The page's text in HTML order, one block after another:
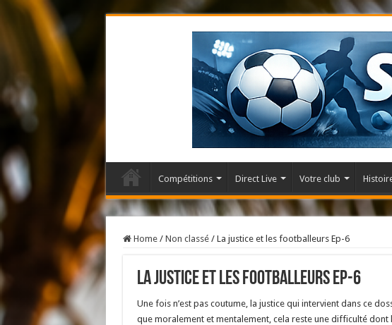
Compétitions Direct Live Votre club
Home / Non classé / La justice et les footballeurs Ep-6
La justice et les footballeurs Ep-6
Une fois n’est pas coutume, la justice qui intervient dans ce
que moralement et mentalement, cela reste une difficulté dont